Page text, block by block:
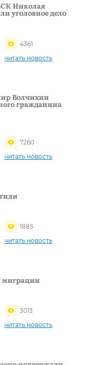
Николая
уголовное дело
4361
читать новость
Волчихин
гражданина
7260
читать новость
1885
читать новость
миграции
3013
читать новость